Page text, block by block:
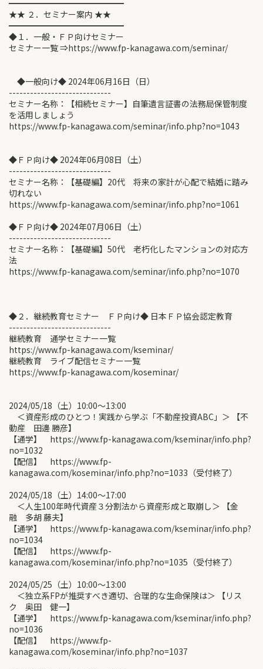
━━━━━━━━━━━━━━
★★ ２．セミナー案内 ★★
━━━━━━━━━━━━━━
◆１．一般・ＦＰ向けセミナー
セミナー一覧 ⇒https://www.fp-kanagawa.com/seminar/
◆一般向け◆ 2024年06月16日（日）
-----------------------------
セミナー名称：【相続セミナー】自筆遺言証書の法務局保管制度
を活用しましょう
https://www.fp-kanagawa.com/seminar/info.php?no=1043
◆ＦＰ向け◆ 2024年06月08日（土）
-----------------------------
セミナー名称：【基礎編】20代 将来の家計が心配で結婚に踏み
切れない
https://www.fp-kanagawa.com/seminar/info.php?no=1061
◆ＦＰ向け◆ 2024年07月06日（土）
-----------------------------
セミナー名称：【基礎編】50代 老朽化したマンションの対応方
法
https://www.fp-kanagawa.com/seminar/info.php?no=1070
◆２．継続教育セミナー ＦＰ向け◆ 日本ＦＰ協会認定教育
-----------------------------
継続教育 通学セミナー一覧
https://www.fp-kanagawa.com/kseminar/
継続教育 ライブ配信セミナー一覧
https://www.fp-kanagawa.com/koseminar/
2024/05/18（土）10:00〜13:00
＜資産形成のひとつ！実践から学ぶ「不動産投資ABC」＞ 【不
動産 田邊 勝彦】
【通学】 https://www.fp-kanagawa.com/kseminar/info.php?
no=1032
【配信】 https://www.fp-
kanagawa.com/koseminar/info.php?no=1033（受付終了）
2024/05/18（土）14:00〜17:00
＜人生100年時代資産３分割法から資産形成と取崩し＞ 【金
融 多胡 藤夫】
【通学】 https://www.fp-kanagawa.com/kseminar/info.php?
no=1034
【配信】 https://www.fp-
kanagawa.com/koseminar/info.php?no=1035（受付終了）
2024/05/25（土）10:00〜13:00
＜独立系FPが推奨すべき適切、合理的な生命保険は＞ 【リス
ク 奥田 健一】
【通学】 https://www.fp-kanagawa.com/kseminar/info.php?
no=1036
【配信】 https://www.fp-
kanagawa.com/koseminar/info.php?no=1037